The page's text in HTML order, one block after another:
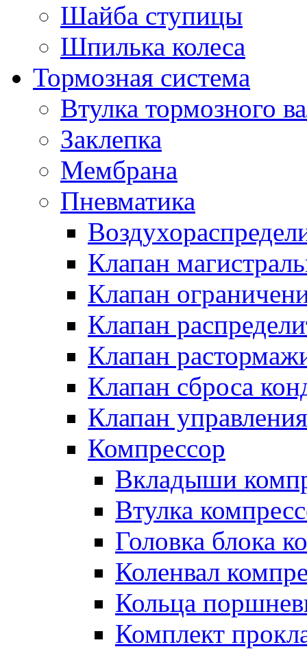
Шайба ступицы
Шпилька колеса
Тормозная система
Втулка тормозного
Заклепка
Мембрана
Пневматика
Клапан
Клапан
Клапан
Клапан
Клапан сброса
Клапан управления
Компрессор
Вкладыши
Втулка
Головка блока
Коленвал
Кольца
Комплект